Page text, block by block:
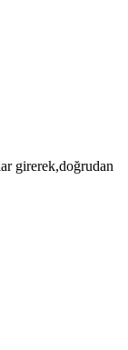
girerek,doğrudan